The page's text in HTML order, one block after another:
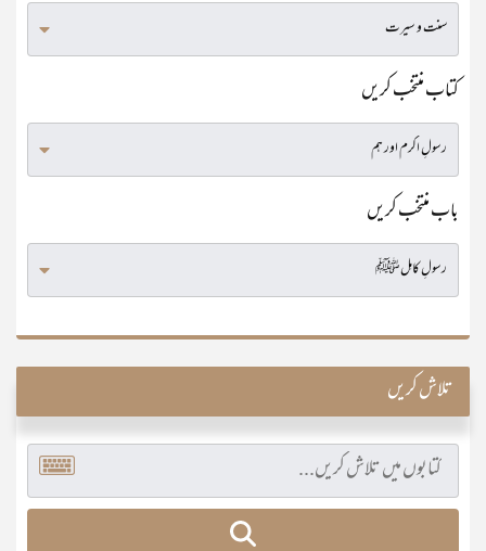
کتاب منتخب کریں
باب منتخب کریں
تلاش کریں